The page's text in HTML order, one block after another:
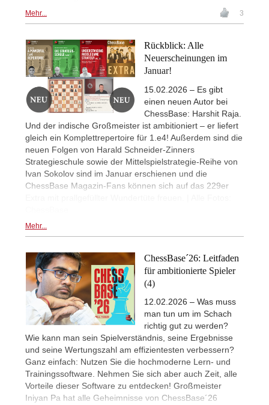
Mehr... 3
Rückblick: Alle
Neuerscheinungen im
Januar!
15.02.2026 – Es gibt
einen neuen Autor bei
ChessBase: Harshit Raja.
Und der indische Großmeister ist ambitioniert – er liefert
gleich ein Komplettrepertoire für 1.e4! Außerdem sind die
neuen Folgen von Harald Schneider-Zinners
Strategieschule sowie der Mittelspielstrategie-Reihe von
Ivan Sokolov sind im Januar erschienen und die
ChessBase Magazin-Fans können sich auf das 229er
Mehr...
ChessBase´26: Leitfaden
für ambitionierte Spieler
(4)
12.02.2026 – Was muss
man tun um im Schach
richtig gut zu werden?
Wie kann man sein Spielverständnis, seine Ergebnisse
und seine Wertungszahl am effizientesten verbessern?
Ganz einfach: Nutzen Sie die hochmoderne Lern- und
Trainingssoftware. Nehmen Sie sich aber auch Zeit, alle
Vorteile dieser Software zu entdecken! Großmeister
Iniyan Pa hat alle Geheimnisse von ChessBase´26